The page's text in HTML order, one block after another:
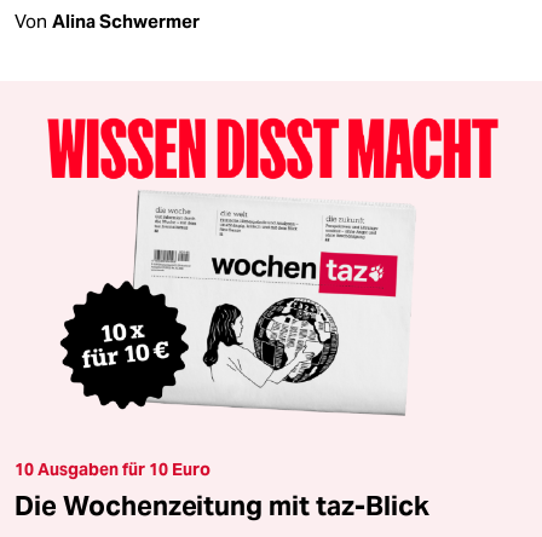
Von Alina Schwermer
10 Ausgaben für 10 Euro
Die Wochenzeitung mit taz-Blick